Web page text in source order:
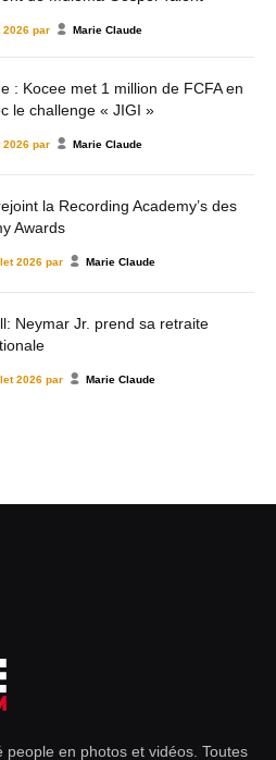
2026 par Marie Claude
: Kocee met 1 million de FCFA en
le challenge « JIGI »
2026 par Marie Claude
la Recording Academy’s des
Awards
2026 par Marie Claude
Neymar Jr. prend sa retraite
2026 par Marie Claude
people en photos et vidéos. Toutes